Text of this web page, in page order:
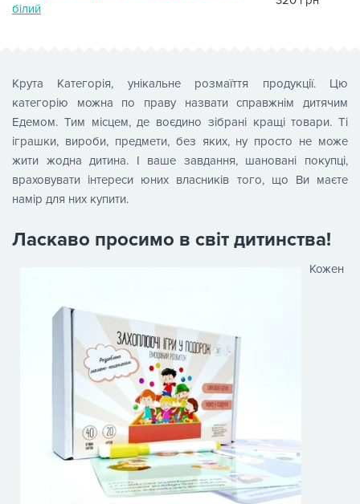
білий
Крута Категорія, унікальне розмаїття продукції. Цю
категорію можна по праву назвати справжнім дитячим
Едемом. Тим місцем, де воєдино зібрані кращі товари. Ті
іграшки, вироби, предмети, без яких, ну просто не може
жити жодна дитина. І ваше завдання, шановані покупці,
враховувати інтереси юних власників того, що Ви маєте
намір для них купити.
Ласкаво просимо в світ дитинства!
Кожен